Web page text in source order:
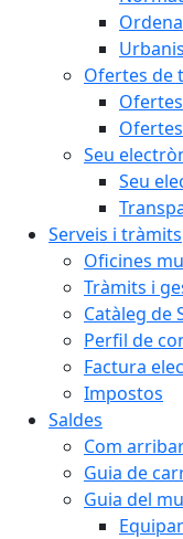
Ofertes de
Seu
Seu
Serveis i tràmits
Oficines
Tràmits i
Catàleg de
Perfil de
Factura
Impostos
Saldes
Com
Guia de
Guia del